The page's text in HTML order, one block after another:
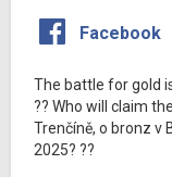
Facebook
The battle for gold
?? Who will claim
Trenčíně, o bronz v
2025? ??